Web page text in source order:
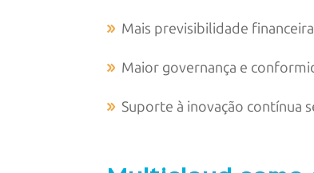
Mais previsibilidade
Maior governança e
Suporte à inovação contínua